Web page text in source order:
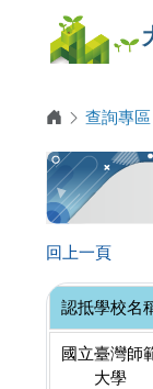
查詢專區
回上一頁
認抵學校名
國立臺灣師
大學